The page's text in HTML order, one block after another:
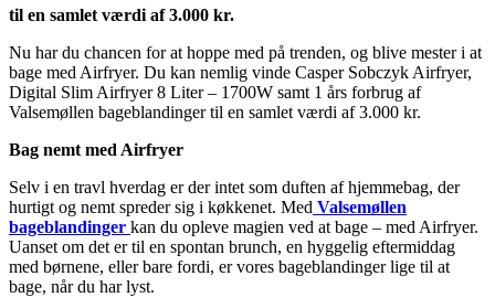
til en samlet værdi af 3.000 kr.
Nu har du chancen for at hoppe med på trenden, og blive mester i at
bage med Airfryer. Du kan nemlig vinde Casper Sobczyk Airfryer,
Digital Slim Airfryer 8 Liter – 1700W samt 1 års forbrug af
Valsemøllen bageblandinger til en samlet værdi af 3.000 kr.
Bag nemt med Airfryer
Selv i en travl hverdag er der intet som duften af hjemmebag, der
hurtigt og nemt spreder sig i køkkenet. Med Valsemøllen
bageblandinger kan du opleve magien ved at bage – med Airfryer.
Uanset om det er til en spontan brunch, en hyggelig eftermiddag
med børnene, eller bare fordi, er vores bageblandinger lige til at
bage, når du har lyst.